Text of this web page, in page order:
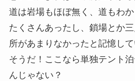
道は岩場もほぼ無く、道もわ
たくさんあったし、鎖場とか
所があまりなかったと記憶して
そうだ！ここなら単独テント
んじゃない？